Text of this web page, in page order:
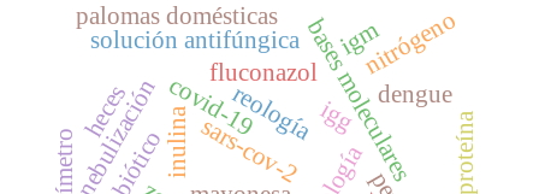
covid-19
sars-cov-2bases moleculares
inulina reología
fluconazol
solución antifúngica
nebulización dengue
igg
igm
heces
palomas domésticas nitrógeno
proteína